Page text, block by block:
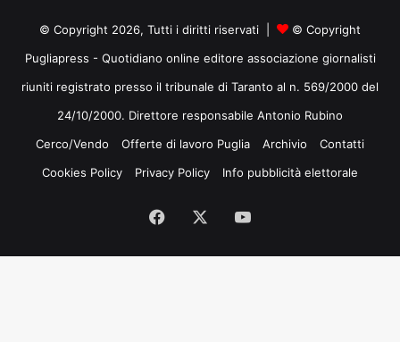
© Copyright 2026, Tutti i diritti riservati |
© Copyright
Pugliapress - Quotidiano online editore associazione giornalisti
riuniti registrato presso il tribunale di Taranto al n. 569/2000 del
24/10/2000. Direttore responsabile Antonio Rubino
Cerco/Vendo
Offerte di lavoro Puglia Archivio
Contatti
Cookies Policy
Privacy Policy Info pubblicità elettorale
Facebook
Tube